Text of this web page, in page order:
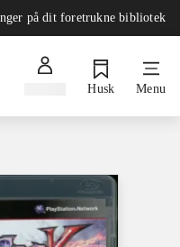
på dit foretrukne bibliotek
Husk Menu